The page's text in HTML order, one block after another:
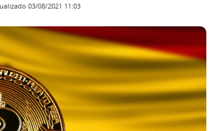
03/08/2021 11:03